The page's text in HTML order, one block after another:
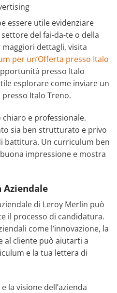
essere utile evidenziare
del fai-da-te o della
dettagli, visita
per un’Offerta presso Italo
presso Italo
esplorare come inviare un
Italo Treno.
e professionale.
sia ben strutturato e privo
battitura. Un curriculum ben
impressione e mostra
Aziendale
di Leroy Merlin può
il processo di candidatura.
come l’innovazione, la
al cliente può aiutarti a
e la tua lettera di
la visione dell’azienda